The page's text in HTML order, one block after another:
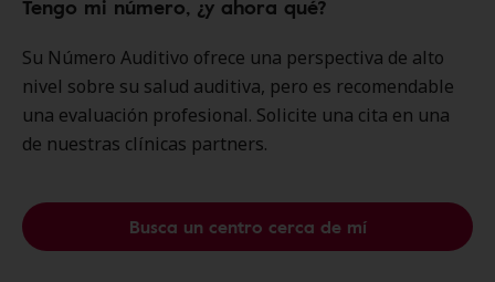
Tengo mi número, ¿y ahora qué?
Su Número Auditivo ofrece una perspectiva de alto
nivel sobre su salud auditiva, pero es recomendable
una evaluación profesional. Solicite una cita en una
de nuestras clínicas partners.
Busca un centro cerca de mí